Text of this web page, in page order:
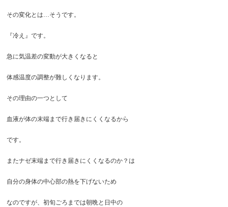
その変化とは…そうです。
『冷え』です。
急に気温差の変動が大きくなると
体感温度の調整が難しくなります。
その理由の一つとして
血液が体の末端まで行き届きにくくなるから
です。
またナゼ末端まで行き届きにくくなるのか？は
自分の身体の中心部の熱を下げないため
なのですが、初旬ごろまでは朝晩と日中の